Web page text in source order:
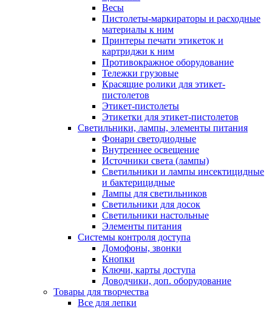
Весы
Пистолеты-маркираторы и расходные
материалы к ним
Принтеры печати этикеток и
картриджи к ним
Противокражное оборудование
Тележки грузовые
Красящие ролики для этикет-
пистолетов
Этикет-пистолеты
Этикетки для этикет-пистолетов
Светильники, лампы, элементы питания
Фонари светодиодные
Внутреннее освещение
Источники света (лампы)
Светильники и лампы инсектицидные
и бактерицидные
Лампы для светильников
Светильники для досок
Светильники настольные
Элементы питания
Системы контроля доступа
Домофоны, звонки
Кнопки
Ключи, карты доступа
Доводчики, доп. оборудование
Товары для творчества
Все для лепки